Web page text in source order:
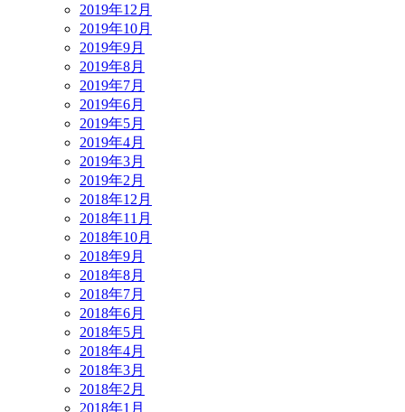
2019年12月
2019年10月
2019年9月
2019年8月
2019年7月
2019年6月
2019年5月
2019年4月
2019年3月
2019年2月
2018年12月
2018年11月
2018年10月
2018年9月
2018年8月
2018年7月
2018年6月
2018年5月
2018年4月
2018年3月
2018年2月
2018年1月